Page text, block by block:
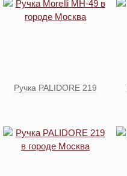
Ручка PALIDORE 219